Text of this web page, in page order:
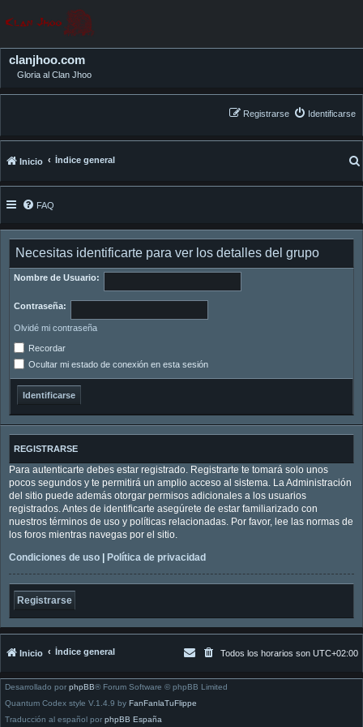
clanjhoo.com
Gloria al Clan Jhoo
Identificarse
Registrarse
Inicio Índice general
FAQ
Necesitas identificarte para ver los detalles del grupo
Nombre de Usuario:
Contraseña:
Olvidé mi contraseña
Recordar
Ocultar mi estado de conexión en esta sesión
REGISTRARSE
Para autenticarte debes estar registrado. Registrarte te tomará solo unos
pocos segundos y te permitirá un amplio acceso al sistema. La Administración
del sitio puede además otorgar permisos adicionales a los usuarios
registrados. Antes de identificarte asegúrete de estar familiarizado con
nuestros términos de uso y políticas relacionadas. Por favor, lee las normas de
los foros mientras navegas por el sitio.
Condiciones de uso
Política de privacidad
Registrarse
Inicio Índice general Todos los horarios son UTC+02:00
Desarrollado por phpBB® Forum Software © phpBB Limited
Quantum Codex style V.1.4.9 by FanFanlaTuFlippe
Traducción al español por phpBB España